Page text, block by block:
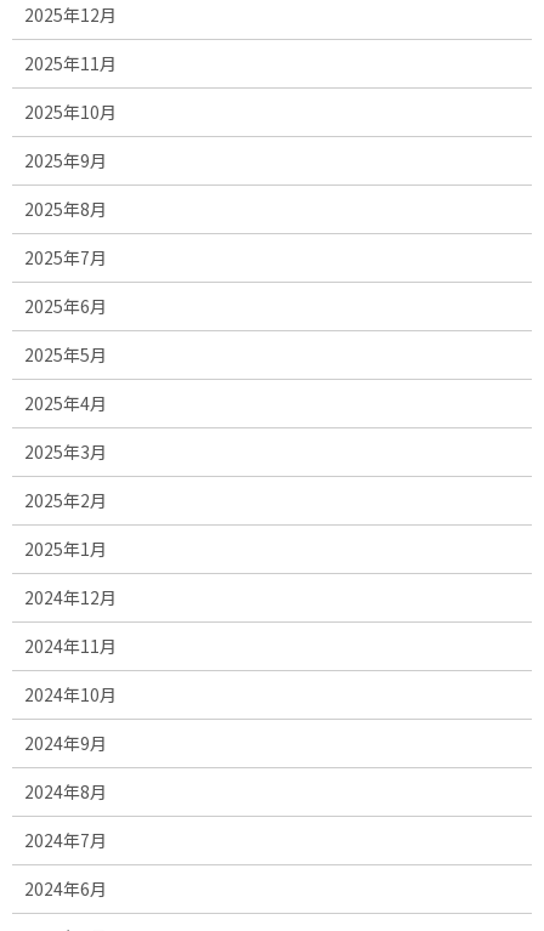
2025年12月
2025年11月
2025年10月
2025年9月
2025年8月
2025年7月
2025年6月
2025年5月
2025年4月
2025年3月
2025年2月
2025年1月
2024年12月
2024年11月
2024年10月
2024年9月
2024年8月
2024年7月
2024年6月